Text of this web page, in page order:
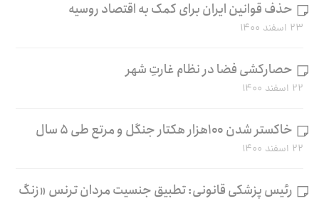
حذف قوانین ایران برای کمک به اقتصاد روسیه
۲۳ اسفند ۱۴۰۰
حصارکشی فضا در نظام غارتِ شهر
۲۲ اسفند ۱۴۰۰
خاکستر شدن ۱۰۰هزار هکتار جنگل و مرتع طی ۵ سال
۲۲ اسفند ۱۴۰۰
رئیس پزشکی قانونی: تطبیق جنسیت مردان ترنس «زنگ